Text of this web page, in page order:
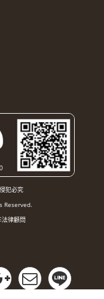
犯必究
Reserved.
律顧問